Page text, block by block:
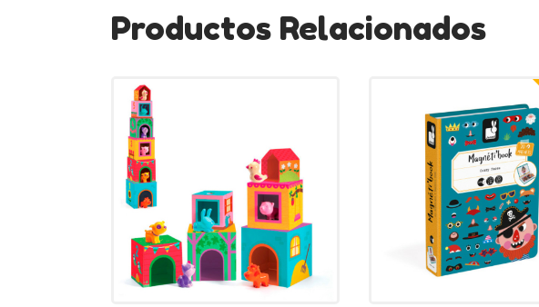
Productos Relacionados